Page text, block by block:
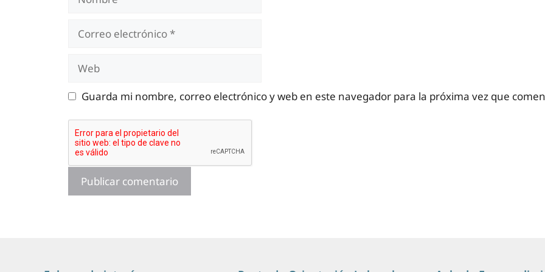
Correo
electrónico
Guarda mi nombre, correo electrónico y web en este navegador para la próxima vez que